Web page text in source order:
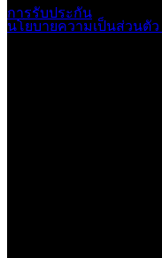
การรับประกัน
นโยบายความเป็นส่วนตัว